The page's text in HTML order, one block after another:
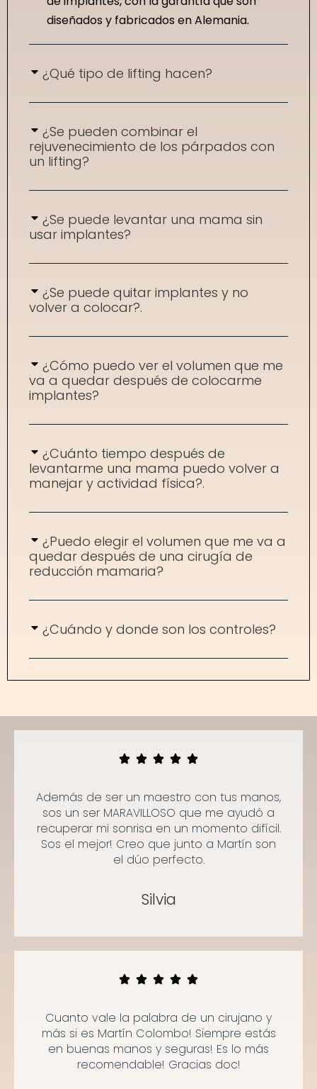
diseñados y fabricados en Alemania.
¿Qué tipo de lifting hacen?
¿Se pueden combinar el
rejuvenecimiento de los párpados con
un lifting?
¿Se puede levantar una mama sin
usar implantes?
¿Se puede quitar implantes y no
volver a colocar?.
¿Cómo puedo ver el volumen que me
va a quedar después de colocarme
implantes?
¿Cuánto tiempo después de
levantarme una mama puedo volver a
manejar y actividad física?.
¿Puedo elegir el volumen que me va a
quedar después de una cirugía de
reducción mamaria?
¿Cuándo y donde son los controles?
Además de ser un maestro con tus manos,
sos un ser MARAVILLOSO que me ayudó a
recuperar mi sonrisa en un momento difícil.
Sos el mejor! Creo que junto a Martín son
el dúo perfecto.
Silvia
Cuanto vale la palabra de un cirujano y
más si es Martín Colombo! Siempre estás
en buenas manos y seguras! Es lo más
recomendable! Gracias doc!